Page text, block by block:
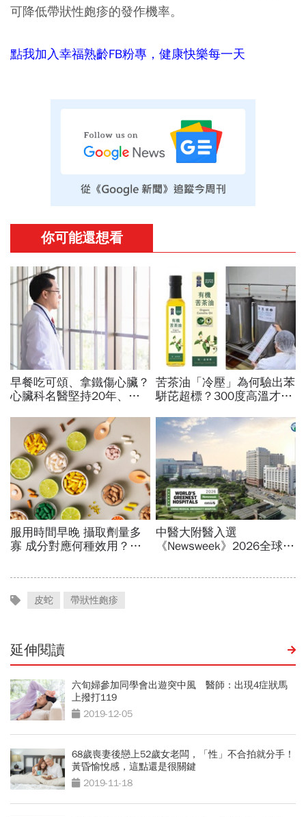
可降低帶狀性皰疹的發作機率。
點我加入幸福熟齡FB粉專，健康快樂每一天
皮蛇 帶狀性皰疹
延伸閱讀
六旬婦參加同學會出遊突中風 醫師：出現4症狀馬
上撥打119
2019-12-05
68歲喪妻後戀上52歲女老闆，「性」不合拍就分手！
黃昏愉悅感，這點還是很關鍵
2019-11-18